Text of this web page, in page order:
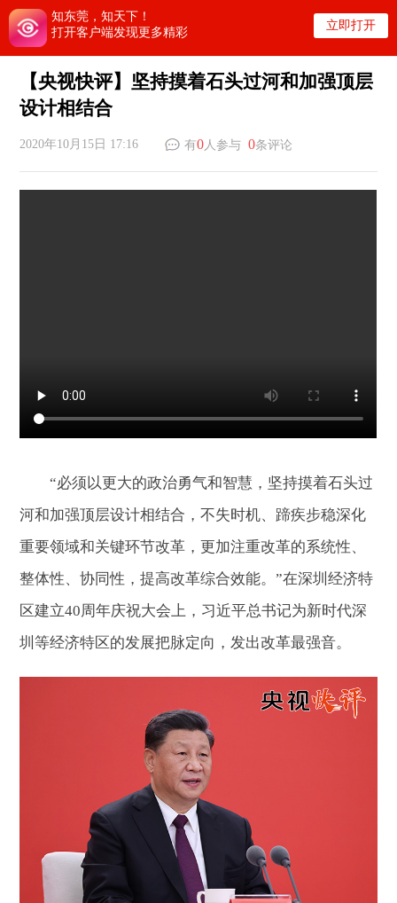
知东莞，知天下！
打开客户端发现更多精彩
立即打开
【央视快评】坚持摸着石头过河和加强顶层
设计相结合
2020年10月15日 17:16 有0人参与0条评论
“必须以更大的政治勇气和智慧，坚持摸着石头过
河和加强顶层设计相结合，不失时机、蹄疾步稳深化
重要领域和关键环节改革，更加注重改革的系统性、
整体性、协同性，提高改革综合效能。”在深圳经济特
区建立40周年庆祝大会上，习近平总书记为新时代深
圳等经济特区的发展把脉定向，发出改革最强音。